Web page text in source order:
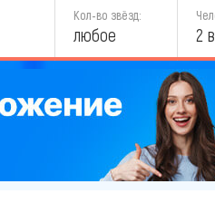
Кол-во звёзд:
любое 2